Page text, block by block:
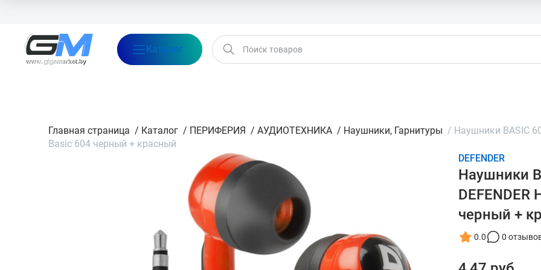
Каталог
Главная страница / Каталог / ПЕРИФЕРИЯ / АУДИОТЕХНИКА / Наушники, Гарнитуры / Нaушники BASIC
Basic 604 черный + красный
DEFENDER
Нaушники
черный +
0.0 0